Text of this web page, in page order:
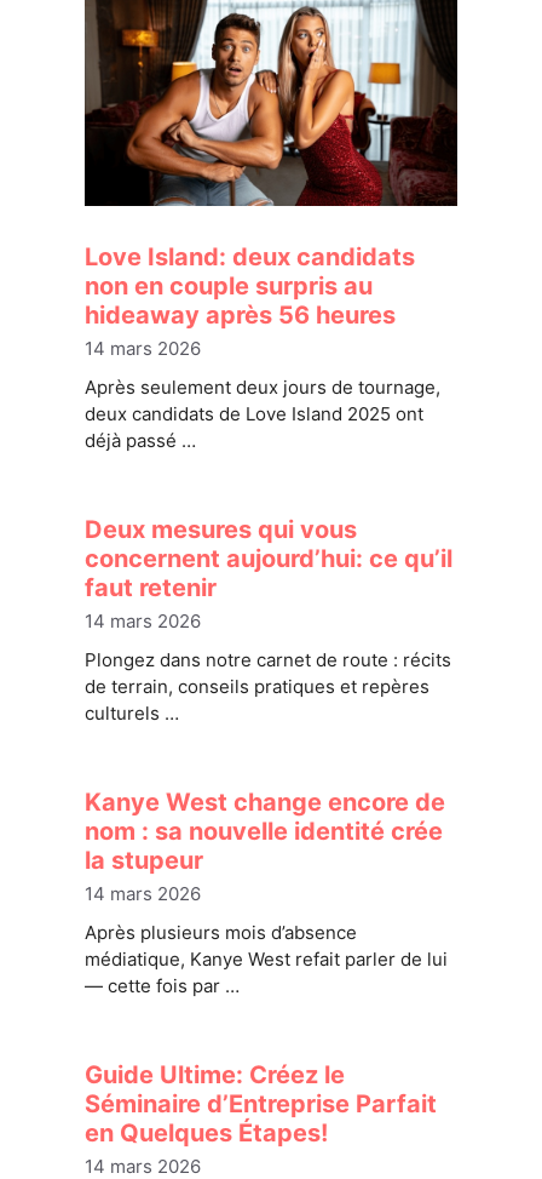
Love Island: deux candidats
non en couple surpris au
hideaway après 56 heures
14 mars 2026
Après seulement deux jours de tournage,
deux candidats de Love Island 2025 ont
déjà passé …
Deux mesures qui vous
concernent aujourd’hui: ce qu’il
faut retenir
14 mars 2026
Plongez dans notre carnet de route : récits
de terrain, conseils pratiques et repères
culturels …
Kanye West change encore de
nom : sa nouvelle identité crée
la stupeur
14 mars 2026
Après plusieurs mois d’absence
médiatique, Kanye West refait parler de lui
— cette fois par …
Guide Ultime: Créez le
Séminaire d’Entreprise Parfait
en Quelques Étapes!
14 mars 2026